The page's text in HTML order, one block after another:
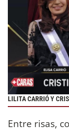
LILITA CARRIÓ Y
Entre risas,